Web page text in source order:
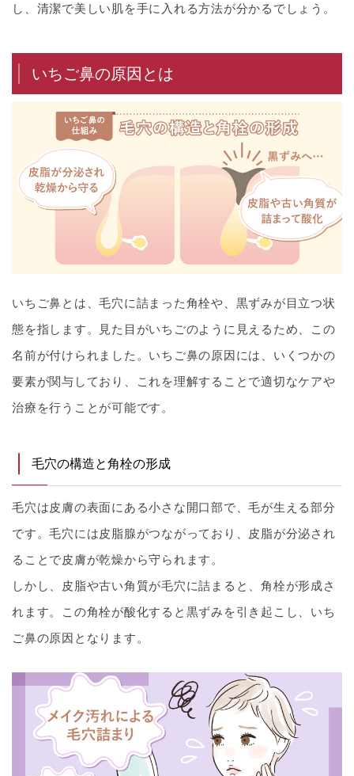
し、清潔で美しい肌を手に入れる方法が分かるでしょう。
いちご鼻の原因とは
いちご鼻とは、毛穴に詰まった角栓や、黒ずみが目立つ状
態を指します。見た目がいちごのように見えるため、この
名前が付けられました。いちご鼻の原因には、いくつかの
要素が関与しており、これを理解することで適切なケアや
治療を行うことが可能です。
毛穴の構造と角栓の形成
毛穴は皮膚の表面にある小さな開口部で、毛が生える部分
です。毛穴には皮脂腺がつながっており、皮脂が分泌され
ることで皮膚が乾燥から守られます。
しかし、皮脂や古い角質が毛穴に詰まると、角栓が形成さ
れます。この角栓が酸化すると黒ずみを引き起こし、いち
ご鼻の原因となります。